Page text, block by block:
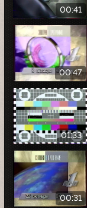
00:41
00:47
01:33
00:31